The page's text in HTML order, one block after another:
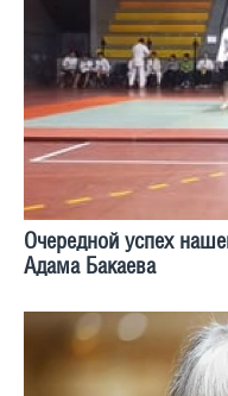
Очередной успех
Адама Бакаева